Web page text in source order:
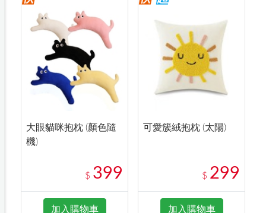
大眼貓咪抱枕 (顏色隨
機)
$ 399
加入購物車
可愛簇絨抱枕 (太陽)
$ 299
加入購物車